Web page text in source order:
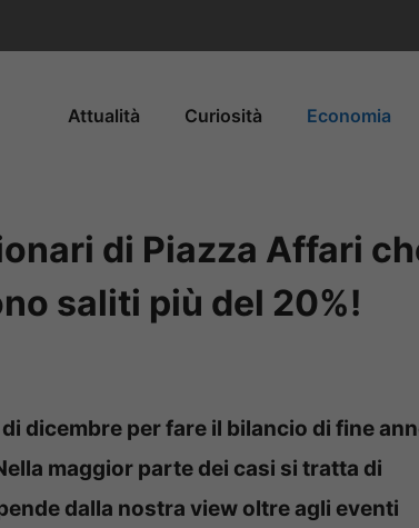
Attualità Curiosità Economia
di Piazza Affari
saliti più del 20%!
dicembre per fare il bilancio di fine
maggior parte dei casi si tratta di
dalla nostra view oltre agli eventi